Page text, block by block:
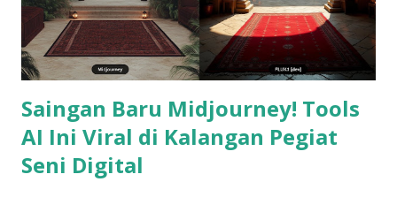
membuat Goals yang 'benar'. Aku catat poin pentingnya. Aku
sesuaikan dengan kebiasaan dan kebutuhanku. Dan mulai aku
rumuskan satu per satu. Ada 8 areal hidup di tahun ini yang
jadi...
Saingan Baru Midjourney! Tools
AI Ini Viral di Kalangan Pegiat
Seni Digital